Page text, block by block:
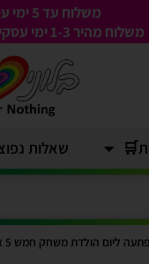
משלוח עד 5 ימי עסקים לרוב חלקי הארץ!
משלוח מהיר 1-3
ימי
שאלות
ליום הולדת משחק חמש 5 אבנים